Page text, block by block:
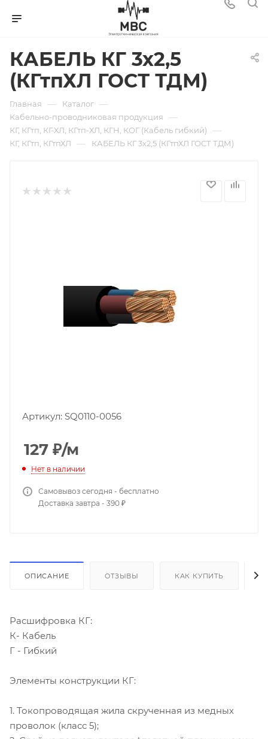
КАБЕЛЬ КГ 3х2,5
(КГтпХЛ ГОСТ ТДМ)
Главная — Каталог —
Кабельно-проводниковая продукция —
КГ, КГтп, КГ-ХЛ, КГтп-ХЛ, КГН, КОГ (Кабель гибкий) —
КГ, КГтп, КГтпХЛ — КАБЕЛЬ КГ 3х2,5 (КГтпХЛ ГОСТ ТДМ)
Артикул: SQ0110-0056
127 ₽/м
Нет в наличии
Самовывоз сегодня - бесплатно
Доставка завтра - 390 ₽
ОПИСАНИЕ ОТЗЫВЫ КАК КУПИТЬ
Расшифровка КГ:
К- Кабель
Г - Гибкий
Элементы конструкции КГ:
1. Токопроводящая жила скрученная из медных
проволок (класс 5);